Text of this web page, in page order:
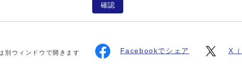
確認
別ウィンドウで開きます Facebookでシェア X